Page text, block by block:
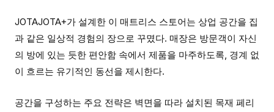
JOTAJOTA+가 설계한 이 매트리스 스토어는 상업 공간을 집
과 같은 일상적 경험의 장으로 꾸몄다. 매장은 방문객이 자신
의 방에 있는 듯한 편안함 속에서 제품을 마주하도록, 경계 없
이 흐르는 유기적인 동선을 제시한다.
공간을 구성하는 주요 전략은 벽면을 따라 설치된 목재 페리